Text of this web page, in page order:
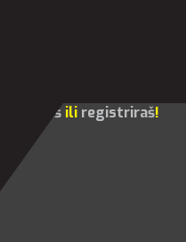
prijaviš ili registriraš!